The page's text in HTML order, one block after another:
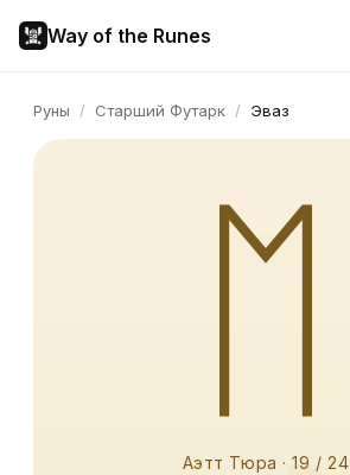
Way of the Runes
Руны / Старший Футарк / Эваз
ᛖ
Аэтт Тюра ·19 / 24